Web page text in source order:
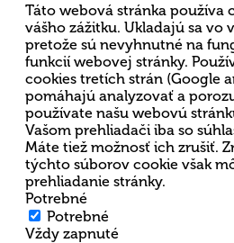
Táto webová stránka používa
vášho zážitku. Ukladajú sa vo
pretože sú nevyhnutné na
funkcií webovej stránky.
cookies tretích strán (Google
pomáhajú analyzovať a
používate našu webovú
Vašom prehliadači iba so
Máte tiež možnosť ich zrušiť.
týchto súborov cookie však
prehliadanie stránky.
Potrebné
Potrebné
Vždy zapnuté